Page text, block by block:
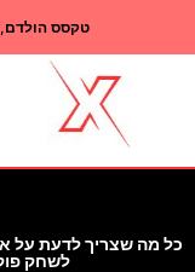
טקסס הולדם,
לשחק פוקר